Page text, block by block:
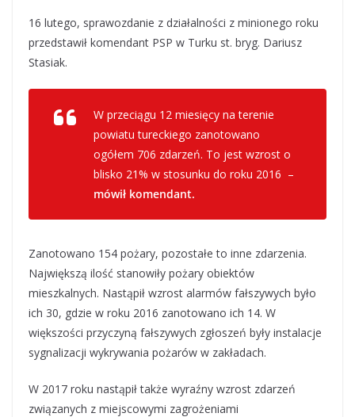
16 lutego, sprawozdanie z działalności z minionego roku
przedstawił komendant PSP w Turku st. bryg. Dariusz
Stasiak.
W przeciągu 12 miesięcy na terenie
powiatu tureckiego zanotowano
ogółem 706 zdarzeń. To jest wzrost o
blisko 21% w stosunku do roku 2016 –
mówił komendant.
Zanotowano 154 pożary, pozostałe to inne zdarzenia.
Największą ilość stanowiły pożary obiektów
mieszkalnych. Nastąpił wzrost alarmów fałszywych było
ich 30, gdzie w roku 2016 zanotowano ich 14. W
większości przyczyną fałszywych zgłoszeń były instalacje
sygnalizacji wykrywania pożarów w zakładach.
W 2017 roku nastąpił także wyraźny wzrost zdarzeń
związanych z miejscowymi zagrożeniami